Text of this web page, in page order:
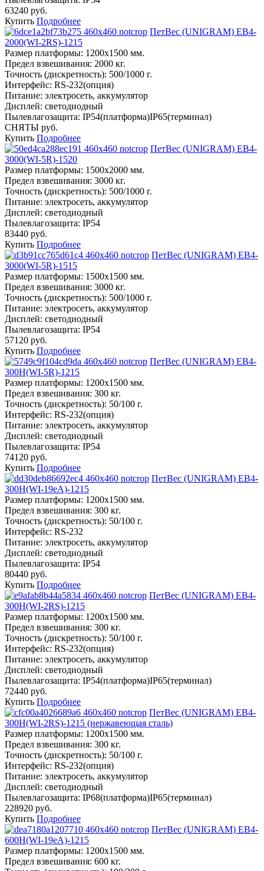
63240 руб.
Купить Подробнее
ПетВес (UNIGRAM) ЕВ4-
2000(WI-2RS)-1215
Размер платформы: 1200х1500 мм.
Предел взвешивания: 2000 кг.
Точность (дискретность): 500/1000 г.
Интерфейс: RS-232(опция)
Питание: электросеть, аккумулятор
Дисплей: светодиодный
Пылевлагозащита: IP54(платформа)IP65(терминал)
СНЯТЫ руб.
Купить Подробнее
ПетВес (UNIGRAM) ЕВ4-
3000(WI-5R)-1520
Размер платформы: 1500х2000 мм.
Предел взвешивания: 3000 кг.
Точность (дискретность): 500/1000 г.
Питание: электросеть, аккумулятор
Дисплей: светодиодный
Пылевлагозащита: IP54
83440 руб.
Купить Подробнее
ПетВес (UNIGRAM) ЕВ4-
3000(WI-5R)-1515
Размер платформы: 1500х1500 мм.
Предел взвешивания: 3000 кг.
Точность (дискретность): 500/1000 г.
Питание: электросеть, аккумулятор
Дисплей: светодиодный
Пылевлагозащита: IP54
57120 руб.
Купить Подробнее
ПетВес (UNIGRAM) ЕВ4-
300Н(WI-5R)-1215
Размер платформы: 1200х1500 мм.
Предел взвешивания: 300 кг.
Точность (дискретность): 50/100 г.
Интерфейс: RS-232(опция)
Питание: электросеть, аккумулятор
Дисплей: светодиодный
Пылевлагозащита: IP54
74120 руб.
Купить Подробнее
ПетВес (UNIGRAM) ЕВ4-
300Н(WI-19eA)-1215
Размер платформы: 1200х1500 мм.
Предел взвешивания: 300 кг.
Точность (дискретность): 50/100 г.
Интерфейс: RS-232
Питание: электросеть, аккумулятор
Дисплей: светодиодный
Пылевлагозащита: IP54
80440 руб.
Купить Подробнее
ПетВес (UNIGRAM) ЕВ4-
300Н(WI-2RS)-1215
Размер платформы: 1200х1500 мм.
Предел взвешивания: 300 кг.
Точность (дискретность): 50/100 г.
Интерфейс: RS-232(опция)
Питание: электросеть, аккумулятор
Дисплей: светодиодный
Пылевлагозащита: IP54(платформа)IP65(терминал)
72440 руб.
Купить Подробнее
ПетВес (UNIGRAM) ЕВ4-
300Н(WI-2RS)-1215 (нержавеющая сталь)
Размер платформы: 1200х1500 мм.
Предел взвешивания: 300 кг.
Точность (дискретность): 50/100 г.
Интерфейс: RS-232(опция)
Питание: электросеть, аккумулятор
Дисплей: светодиодный
Пылевлагозащита: IP68(платформа)IP65(терминал)
228920 руб.
Купить Подробнее
ПетВес (UNIGRAM) ЕВ4-
600Н(WI-19eA)-1215
Размер платформы: 1200х1500 мм.
Предел взвешивания: 600 кг.